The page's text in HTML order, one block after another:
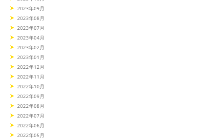
2023年09月
2023年08月
2023年07月
2023年04月
2023年02月
2023年01月
2022年12月
2022年11月
2022年10月
2022年09月
2022年08月
2022年07月
2022年06月
2022年05月